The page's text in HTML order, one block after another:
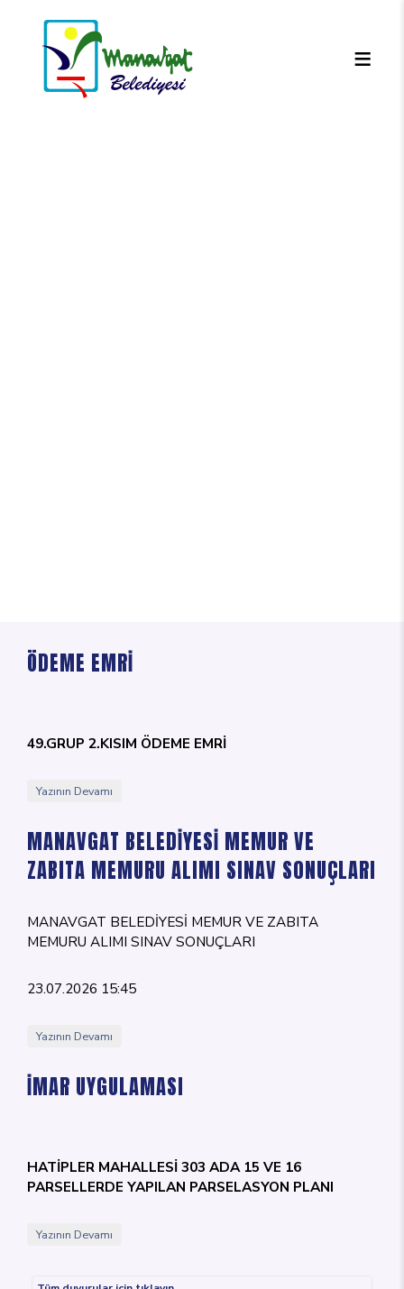
ÖDEME EMRİ
49.GRUP 2.KISIM ÖDEME EMRİ
Yazının Devamı
MANAVGAT BELEDİYESİ MEMUR VE
ZABITA MEMURU ALIMI SINAV SONUÇLARI
MANAVGAT BELEDİYESİ MEMUR VE ZABITA
MEMURU ALIMI SINAV SONUÇLARI
23.07.2026 15:45
Yazının Devamı
İMAR UYGULAMASI
HATİPLER MAHALLESİ 303 ADA 15 VE 16
PARSELLERDE YAPILAN PARSELASYON PLANI
Yazının Devamı